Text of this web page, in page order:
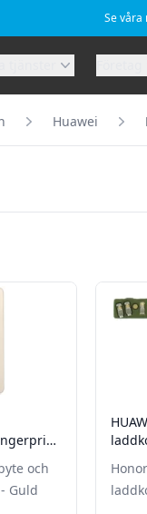
Se våra
Huawei
och
Guld